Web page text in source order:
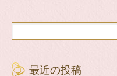
最近の投稿